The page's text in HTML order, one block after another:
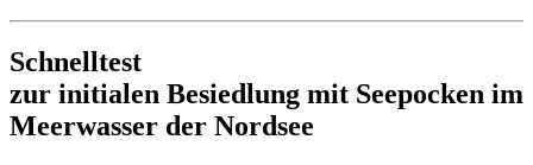
Schnelltest
zur initialen Besiedlung mit Seepocken im
Meerwasser der Nordsee